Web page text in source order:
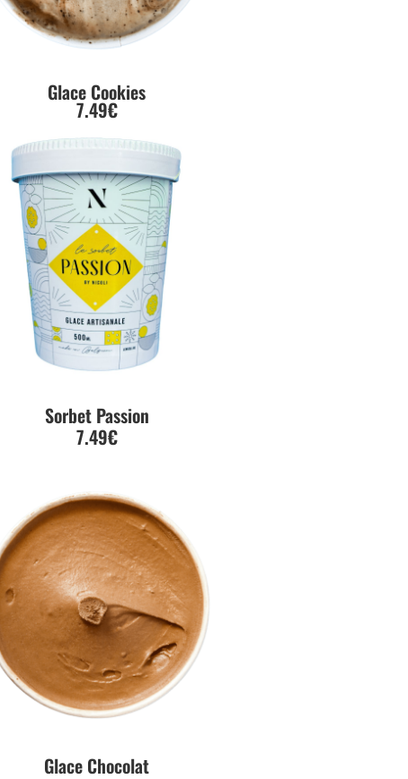
Glace Cookies
7.49€
Sorbet Passion
7.49€
Glace Chocolat